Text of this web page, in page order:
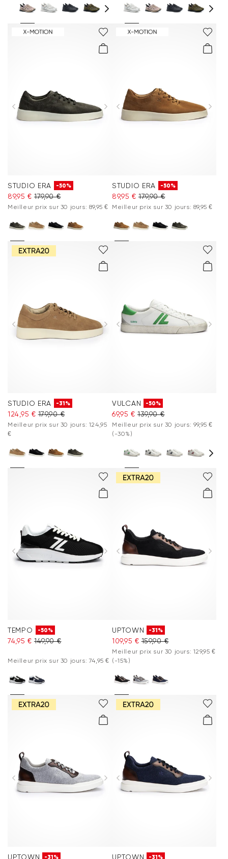
STUDIO ERA -50%
89,95 € 179,90 €
Meilleur prix sur 30 jours: 89,95 €
STUDIO ERA -50%
89,95 € 179,90 €
Meilleur prix sur 30 jours: 89,95 €
STUDIO ERA -31%
124,95 € 179,90 €
Meilleur prix sur 30 jours: 124,95
€
VULCAN -50%
69,95 € 139,90 €
Meilleur prix sur 30 jours: 99,95 €
(-30%)
TEMPO -50%
74,95 € 149,90 €
Meilleur prix sur 30 jours: 74,95 €
UPTOWN -31%
109,95 € 159,90 €
Meilleur prix sur 30 jours: 129,95 €
(-15%)
UPTOWN -31% UPTOWN -31%